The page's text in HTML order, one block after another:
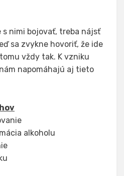
s nimi bojovať, treba nájsť
sa zvykne hovoriť, že ide
vždy tak. K vzniku
napomáhajú aj tieto
alkoholu